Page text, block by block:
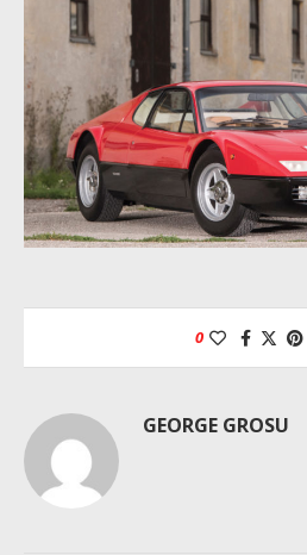
0
GEORGE GROSU